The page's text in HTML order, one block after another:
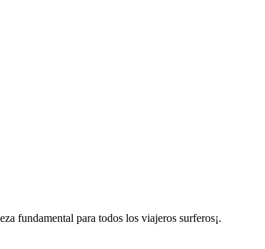
fundamental para todos los viajeros surferos¡.